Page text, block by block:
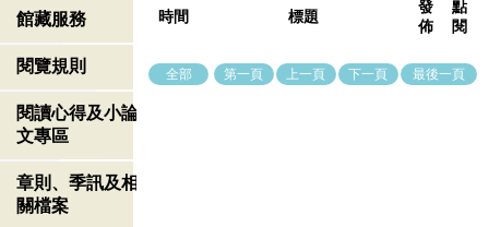
館藏服務
閱覽規則
閱讀心得及小論
文專區
章則、季訊及相
關檔案
時間 標題
發
佈
點
閱
全部 第一頁 上一頁 下一頁 最後一頁